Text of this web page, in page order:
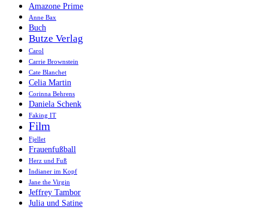
Amazone Prime
Anne Bax
Buch
Butze Verlag
Carol
Carrie Brownstein
Cate Blanchet
Celia Martin
Corinna Behrens
Daniela Schenk
Faking IT
Film
Fjellet
Frauenfußball
Herz und Fuß
Indianer im Kopf
Jane the Virgin
Jeffrey Tambor
Julia und Satine